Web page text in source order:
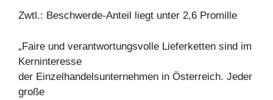
Zwtl.: Beschwerde-Anteil liegt unter 2,6 Promille
„Faire und verantwortungsvolle Lieferketten sind im
Kerninteresse
der Einzelhandelsunternehmen in Österreich. Jeder
große